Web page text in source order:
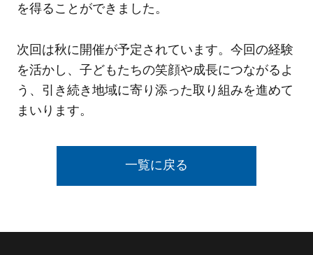
を得ることができました。
次回は秋に開催が予定されています。今回の経験
を活かし、子どもたちの笑顔や成長につながるよ
う、引き続き地域に寄り添った取り組みを進めて
まいります。
一覧に戻る